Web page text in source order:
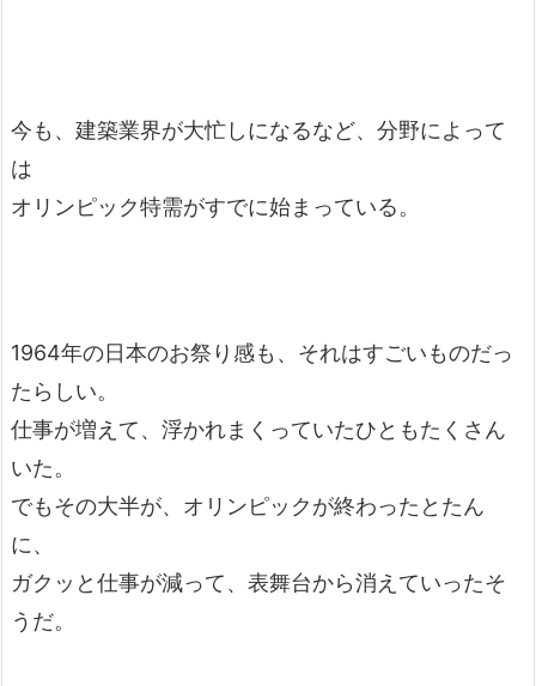
今も、建築業界が大忙しになるなど、分野によって
は
オリンピック特需がすでに始まっている。
1964年の日本のお祭り感も、それはすごいものだっ
たらしい。
仕事が増えて、浮かれまくっていたひともたくさん
いた。
でもその大半が、オリンピックが終わったとたん
に、
ガクッと仕事が減って、表舞台から消えていったそ
うだ。